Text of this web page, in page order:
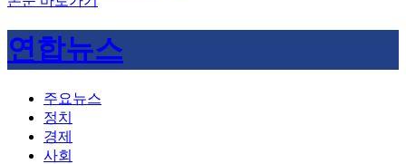
연합뉴스
주요뉴스
정치
경제
사회